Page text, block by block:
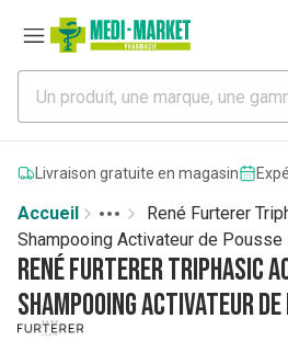
Livraison gratuite en magasin
Accueil
More
Toggle menu
René Furterer
Shampooing Activateur de Pousse
René Furterer Triphasic
Shampooing Activateur de